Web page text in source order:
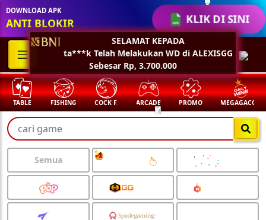
SELAMAT KEPADA
ta***k Telah Melakukan WD di ALEXISGG
Sebesar Rp, 3.700.000
🏮
🏮
KLIK DI SINI
DOWNLOAD APK
ANTI BLOKIR
TABLE FISHING COCK F. ARCADE PROMO MEGAGACOR
Semua